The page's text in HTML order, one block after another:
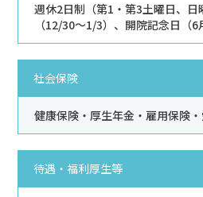
週休2日制（第1・第3土曜日、
（12/30～1/3）、開院記念日（6
社会保険
健康保険・厚生年金・雇用保険
待遇・福利厚生等